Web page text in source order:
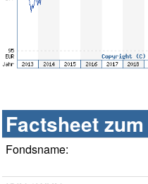
Factsheet
Fondsname: